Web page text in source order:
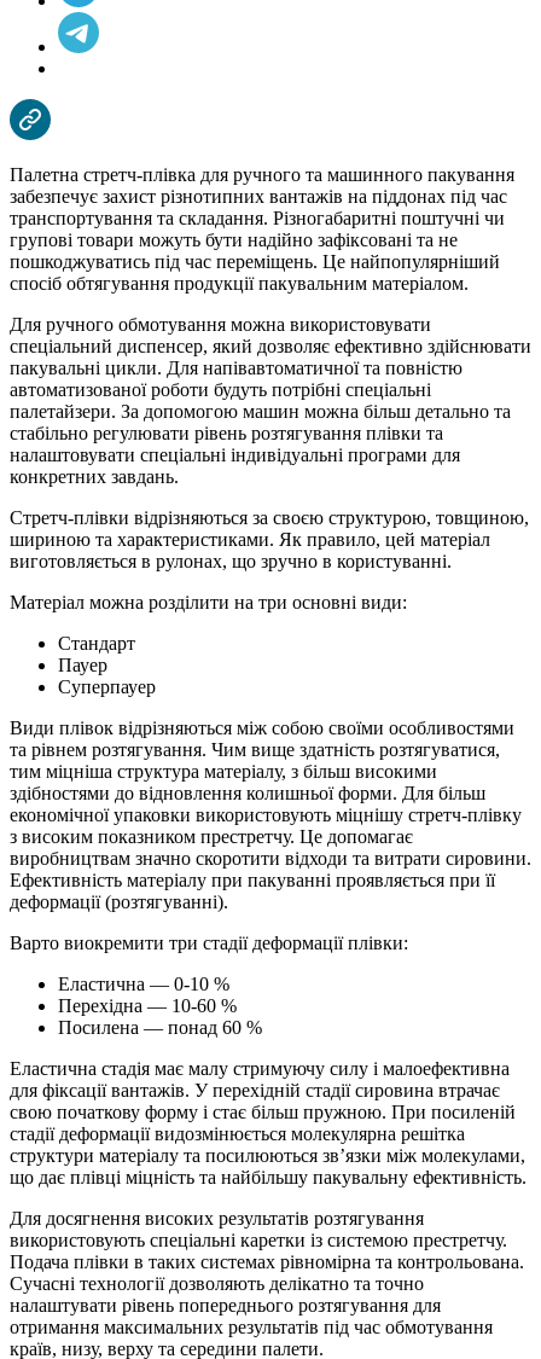
Палетна стретч-плівка для ручного та машинного пакування
забезпечує захист різнотипних вантажів на піддонах під час
транспортування та складання. Різногабаритні поштучні чи
групові товари можуть бути надійно зафіксовані та не
пошкоджуватись під час переміщень. Це найпопулярніший
спосіб обтягування продукції пакувальним матеріалом.
Для ручного обмотування можна використовувати
спеціальний диспенсер, який дозволяє ефективно здійснювати
пакувальні цикли. Для напівавтоматичної та повністю
автоматизованої роботи будуть потрібні спеціальні
палетайзери. За допомогою машин можна більш детально та
стабільно регулювати рівень розтягування плівки та
налаштовувати спеціальні індивідуальні програми для
конкретних завдань.
Стретч-плівки відрізняються за своєю структурою, товщиною,
шириною та характеристиками. Як правило, цей матеріал
виготовляється в рулонах, що зручно в користуванні.
Матеріал можна розділити на три основні види:
Стандарт
Пауер
Суперпауер
Види плівок відрізняються між собою своїми особливостями
та рівнем розтягування. Чим вище здатність розтягуватися,
тим міцніша структура матеріалу, з більш високими
здібностями до відновлення колишньої форми. Для більш
економічної упаковки використовують міцнішу стретч-плівку
з високим показником престретчу. Це допомагає
виробництвам значно скоротити відходи та витрати сировини.
Ефективність матеріалу при пакуванні проявляється при її
деформації (розтягуванні).
Варто виокремити три стадії деформації плівки:
Еластична — 0-10 %
Перехідна — 10-60 %
Посилена — понад 60 %
Еластична стадія має малу стримуючу силу і малоефективна
для фіксації вантажів. У перехідній стадії сировина втрачає
свою початкову форму і стає більш пружною. При посиленій
стадії деформації видозмінюється молекулярна решітка
структури матеріалу та посилюються зв’язки між молекулами,
що дає плівці міцність та найбільшу пакувальну ефективність.
Для досягнення високих результатів розтягування
використовують спеціальні каретки із системою престретчу.
Подача плівки в таких системах рівномірна та контрольована.
Сучасні технології дозволяють делікатно та точно
налаштувати рівень попереднього розтягування для
отримання максимальних результатів під час обмотування
країв, низу, верху та середини палети.